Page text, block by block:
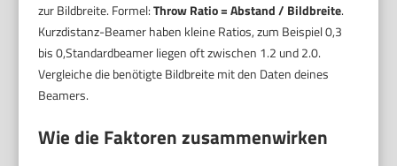
zur Bildbreite. Formel:Throw Ratio = Abstand / Bildbreite.
Kurzdistanz-Beamer haben kleine Ratios, zum Beispiel 0,3
bis 0,Standardbeamer liegen oft zwischen 1.2 und 2.0.
Vergleiche die benötigte Bildbreite mit den Daten deines
Beamers.
Wie die Faktoren zusammenwirken